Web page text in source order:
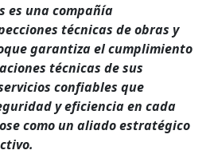
es una compañía
técnicas de obras y
garantiza el cumplimiento
técnicas de sus
confiables que
y eficiencia en cada
como un aliado estratégico